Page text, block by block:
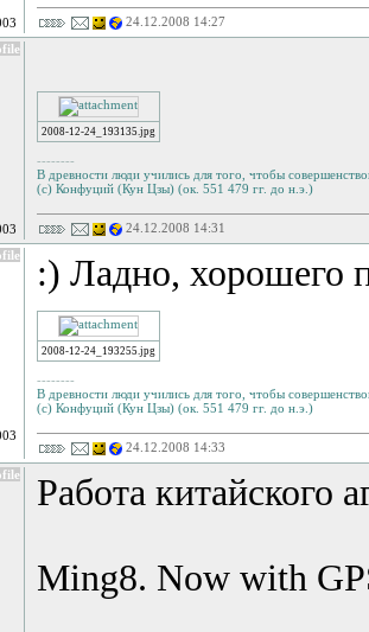
24.12.2008 14:27
2008-12-24_193135.jpg
--------
В древности люди учились для того, чтобы
(с) Конфуций (Кун Цзы) (ок. 551 479 гг. до н.э.)
24.12.2008 14:31
:) Ладно, хорошего
2008-12-24_193255.jpg
--------
В древности люди учились для того, чтобы
(с) Конфуций (Кун Цзы) (ок. 551 479 гг. до н.э.)
24.12.2008 14:33
Работа китайского
Ming8. Now with